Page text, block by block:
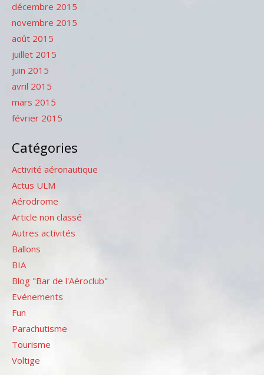
décembre 2015
novembre 2015
août 2015
juillet 2015
juin 2015
avril 2015
mars 2015
février 2015
Catégories
Activité aéronautique
Actus ULM
Aérodrome
Article non classé
Autres activités
Ballons
BIA
Blog "Bar de l'Aéroclub"
Evénements
Fun
Parachutisme
Tourisme
Voltige